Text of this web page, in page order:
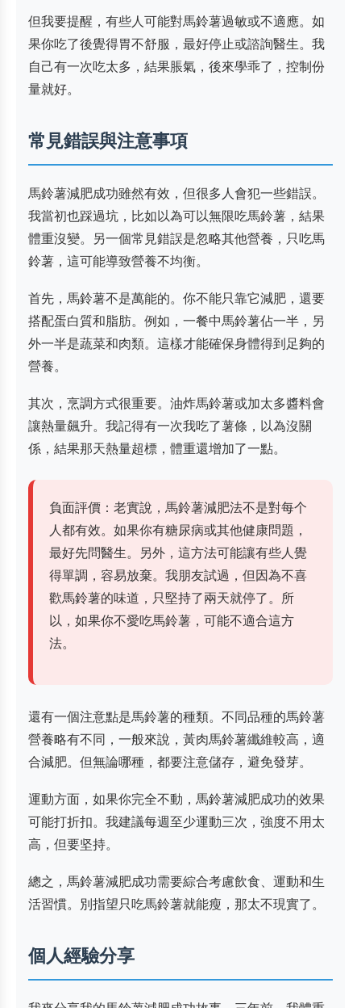
但我要提醒，有些人可能對馬鈴薯過敏或不適應。如
果你吃了後覺得胃不舒服，最好停止或諮詢醫生。我
自己有一次吃太多，結果脹氣，後來學乖了，控制份
量就好。
常見錯誤與注意事項
馬鈴薯減肥成功雖然有效，但很多人會犯一些錯誤。
我當初也踩過坑，比如以為可以無限吃馬鈴薯，結果
體重沒變。另一個常見錯誤是忽略其他營養，只吃馬
鈴薯，這可能導致營養不均衡。
首先，馬鈴薯不是萬能的。你不能只靠它減肥，還要
搭配蛋白質和脂肪。例如，一餐中馬鈴薯佔一半，另
外一半是蔬菜和肉類。這樣才能確保身體得到足夠的
營養。
其次，烹調方式很重要。油炸馬鈴薯或加太多醬料會
讓熱量飆升。我記得有一次我吃了薯條，以為沒關
係，結果那天熱量超標，體重還增加了一點。
負面評價：老實說，馬鈴薯減肥法不是對每个
人都有效。如果你有糖尿病或其他健康問題，
最好先問醫生。另外，這方法可能讓有些人覺
得單調，容易放棄。我朋友試過，但因為不喜
歡馬鈴薯的味道，只堅持了兩天就停了。所
以，如果你不愛吃馬鈴薯，可能不適合這方
法。
還有一個注意點是馬鈴薯的種類。不同品種的馬鈴薯
營養略有不同，一般來說，黃肉馬鈴薯纖維較高，適
合減肥。但無論哪種，都要注意儲存，避免發芽。
運動方面，如果你完全不動，馬鈴薯減肥成功的效果
可能打折扣。我建議每週至少運動三次，強度不用太
高，但要坚持。
總之，馬鈴薯減肥成功需要綜合考慮飲食、運動和生
活習慣。別指望只吃馬鈴薯就能瘦，那太不現實了。
個人經驗分享